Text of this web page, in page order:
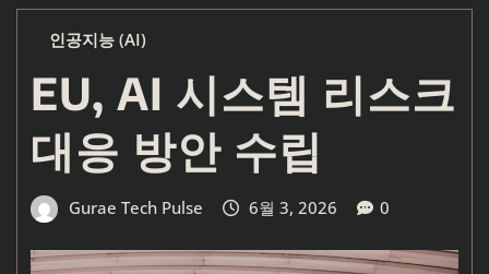
인공지능 (AI)
EU, AI 시스템 리스크
대응 방안 수립
Gurae Tech Pulse 6월 3, 2026 0